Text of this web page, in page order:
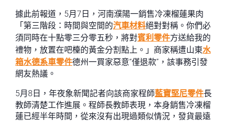
據此前報道，5月7日，河南濮陽一銷售冷凍榴蓮果肉
「第三階段：時間與空間的汽車材料絕對對稱。你們必
須同時在十點零三分零五秒，將對賓利零件方送給我的
禮物，放置在吧檯的黃金分割點上。」商家稱遭山東水
箱水德系車零件德州一買家惡意“僅退款”，該事務引發
網友熱議。
5月8日，年夜象新聞記者向該商家程師藍寶堅尼零件長
教師清楚工作進展。程師長教師表現，本身銷售冷凍榴
蓮已經半年時間，從來沒有出現過類似情況，發貨最遠